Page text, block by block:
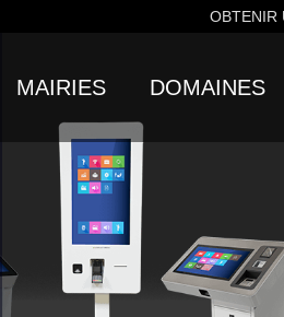
OBTENIR
MAIRIES DOMAINES